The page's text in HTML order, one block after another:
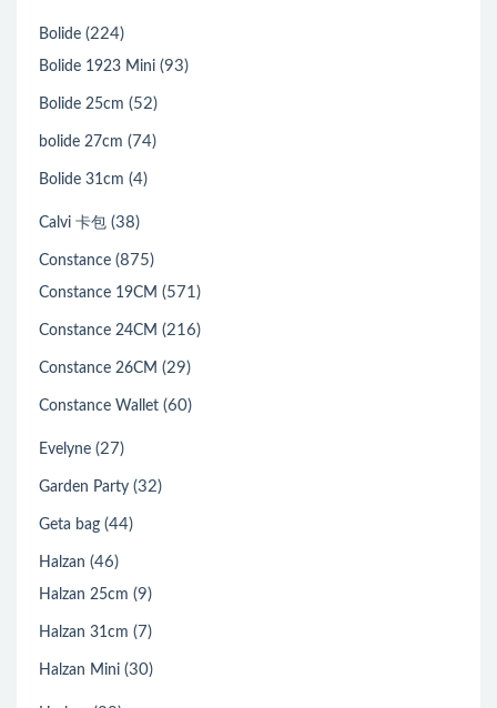
Bolide (224)
Bolide 1923 Mini (93)
Bolide 25cm (52)
bolide 27cm (74)
Bolide 31cm (4)
Calvi 卡包 (38)
Constance (875)
Constance 19CM (571)
Constance 24CM (216)
Constance 26CM (29)
Constance Wallet (60)
Evelyne (27)
Garden Party (32)
Geta bag (44)
Halzan (46)
Halzan 25cm (9)
Halzan 31cm (7)
Halzan Mini (30)